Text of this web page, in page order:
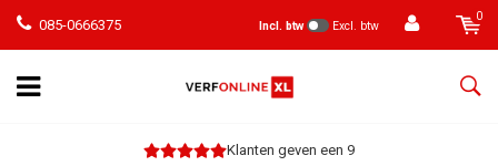
085-0666375 Incl. btw Excl. btw
0
Klanten geven een 9